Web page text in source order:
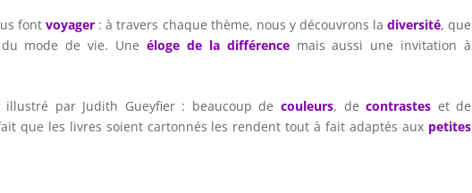
fontvoyager : à travers chaque thème, nous y découvrons la diversité, que
mode de vie. Une éloge de la différencemais aussi une invitation à
illustré par Judith Gueyfier : beaucoup decouleurs, decontrastes et de
que les livres soient cartonnés les rendent tout à fait adaptés aux petites